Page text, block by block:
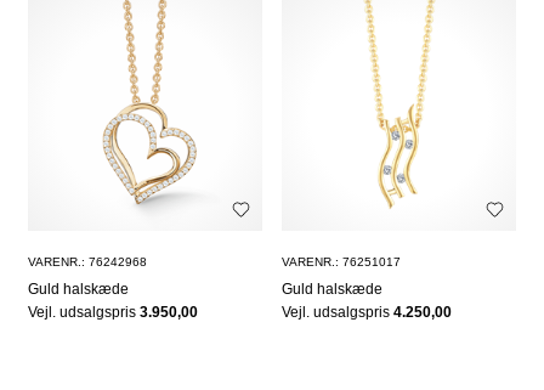
VARENR.: 76242968
Guld halskæde
Vejl. udsalgspris 3.950,00
VARENR.: 76251017
Guld halskæde
Vejl. udsalgspris4.250,00